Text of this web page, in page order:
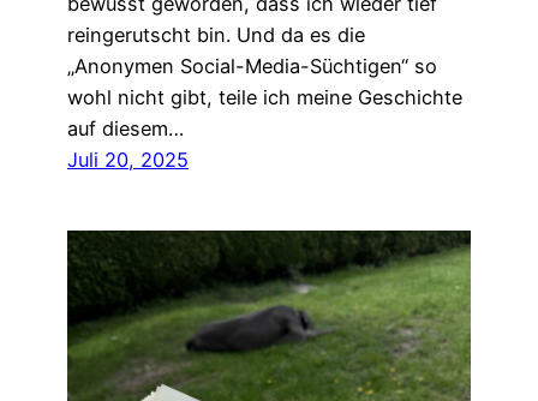
reingerutscht bin. Und da es die
„Anonymen Social-Media-Süchtigen“ so
wohl nicht gibt, teile ich meine Geschichte
auf diesem…
Juli 20, 2025